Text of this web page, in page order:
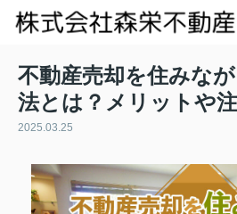
不動産売却を住みな
法とは？メリットや
2025.03.25